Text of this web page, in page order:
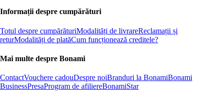
Informații despre cumpărături
Totul despre cumpărăturiModalități de livrareReclamații și
returModalități de platăCum funcționează creditele?
Mai multe despre Bonami
ContactVouchere cadouDespre noiBranduri la BonamiBonami
BusinessPresaProgram de afiliereBonamiStar